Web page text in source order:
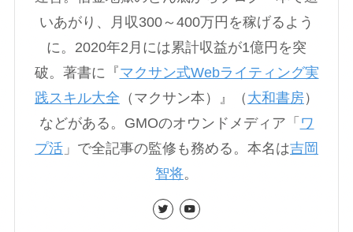
いあがり、月収300～400万円を稼げるよう
に。2020年2月には累計収益が1億円を突
破。著書に『マクサン式Webライティング実
践スキル大全 （マクサン本）』（ 大和書房）
などがある。GMOのオウンドメディア「 ワ
プ活 」で全記事の監修も務める。本名は吉岡
智将。